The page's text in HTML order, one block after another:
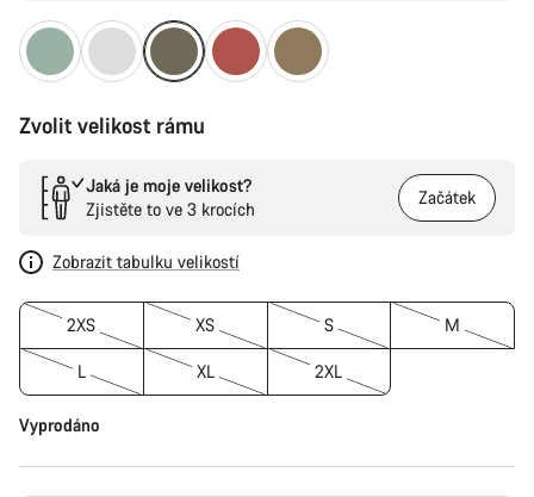
Zvolit velikost rámu
Jaká je moje velikost?
Zjistěte to ve 3 krocích
Začátek
Zobrazit tabulku velikostí
2XS XS S M
L XL 2XL
Vyprodáno